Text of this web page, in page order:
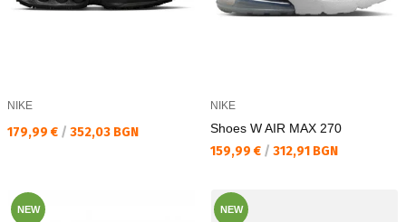
NIKE
Текуща цена:
179,99 € / 352,03 BGN
NIKE
Shoes W AIR MAX 270
Текуща цена:
159,99 € / 312,91 BGN
NEW NEW